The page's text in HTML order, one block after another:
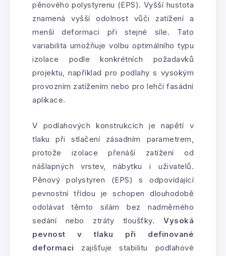
pěnového polystyrenu (EPS). Vyšší hustota
znamená vyšší odolnost vůči zatížení a
menší deformaci při stejné síle. Tato
variabilita umožňuje volbu optimálního typu
izolace podle konkrétních požadavků
projektu, například pro podlahy s vysokým
provozním zatížením nebo pro lehčí fasádní
aplikace.
V podlahových konstrukcích je napětí v
tlaku při stlačení zásadním parametrem,
protože izolace přenáší zatížení od
nášlapných vrstev, nábytku i uživatelů.
Pěnový polystyren (EPS) s odpovídající
pevnostní třídou je schopen dlouhodobě
odolávat těmto silám bez nadměrného
sedání nebo ztráty tloušťky. Vysoká
pevnost v tlaku při definované
deformaci zajišťuje stabilitu podlahové